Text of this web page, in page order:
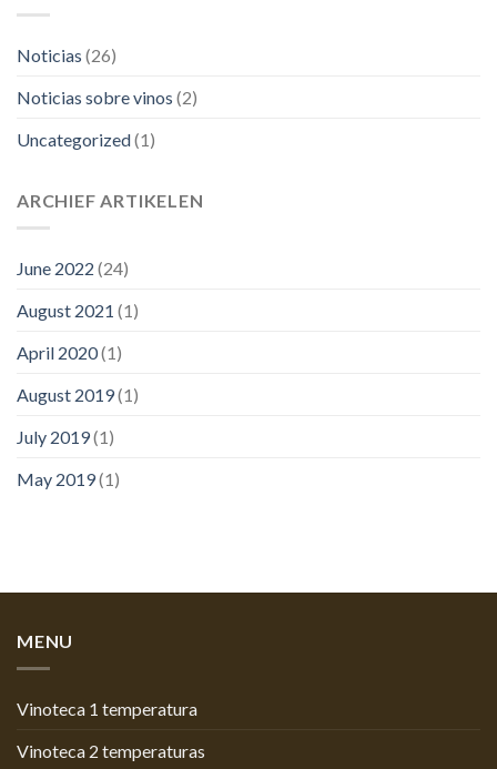
Noticias (26)
Noticias sobre vinos (2)
Uncategorized(1)
ARCHIEF ARTIKELEN
June 2022 (24)
August 2021 (1)
April 2020(1)
August 2019(1)
July 2019(1)
May 2019(1)
MENU
Vinoteca 1 temperatura
Vinoteca 2 temperaturas